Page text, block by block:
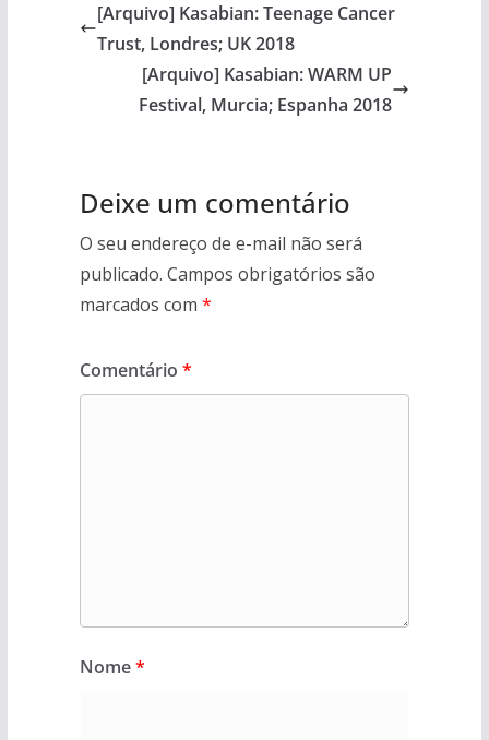
[Arquivo] Kasabian: Teenage Cancer
Trust, Londres; UK 2018
[Arquivo] Kasabian: WARM UP
Festival, Murcia; Espanha 2018
Deixe um comentário
O seu endereço de e-mail não será
publicado. Campos obrigatórios são
marcados com *
Comentário *
Nome*